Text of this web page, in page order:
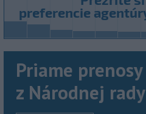
Priame prenosy
z Národnej rady